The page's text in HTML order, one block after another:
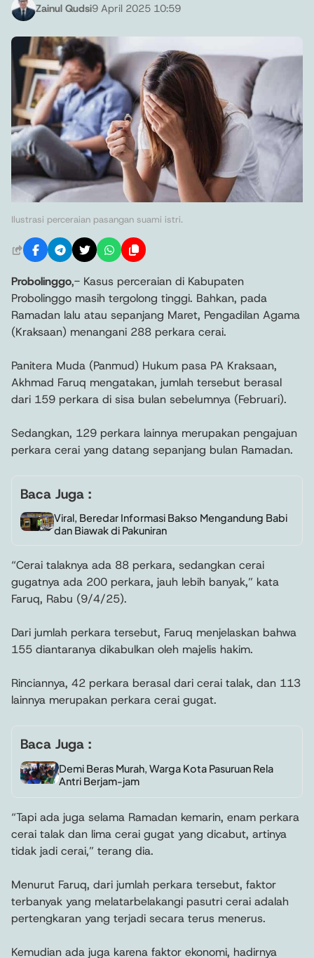
Zainul Qudsi9 April 2025 10:59
Ilustrasi perceraian pasangan suami istri.
Probolinggo,- Kasus perceraian di Kabupaten
Probolinggo masih tergolong tinggi. Bahkan, pada
Ramadan lalu atau sepanjang Maret, Pengadilan Agama
(Kraksaan) menangani 288 perkara cerai.
Panitera Muda (Panmud) Hukum pasa PA Kraksaan,
Akhmad Faruq mengatakan, jumlah tersebut berasal
dari 159 perkara di sisa bulan sebelumnya (Februari).
Sedangkan, 129 perkara lainnya merupakan pengajuan
perkara cerai yang datang sepanjang bulan Ramadan.
Baca Juga :
Viral, Beredar Informasi Bakso Mengandung Babi
dan Biawak di Pakuniran
“Cerai talaknya ada 88 perkara, sedangkan cerai
gugatnya ada 200 perkara, jauh lebih banyak,” kata
Faruq, Rabu (9/4/25).
Dari jumlah perkara tersebut, Faruq menjelaskan bahwa
155 diantaranya dikabulkan oleh majelis hakim.
Rinciannya, 42 perkara berasal dari cerai talak, dan 113
lainnya merupakan perkara cerai gugat.
Baca Juga :
Demi Beras Murah, Warga Kota Pasuruan Rela
Antri Berjam-jam
“Tapi ada juga selama Ramadan kemarin, enam perkara
cerai talak dan lima cerai gugat yang dicabut, artinya
tidak jadi cerai,” terang dia.
Menurut Faruq, dari jumlah perkara tersebut, faktor
terbanyak yang melatarbelakangi pasutri cerai adalah
pertengkaran yang terjadi secara terus menerus.
Kemudian ada juga karena faktor ekonomi, hadirnya